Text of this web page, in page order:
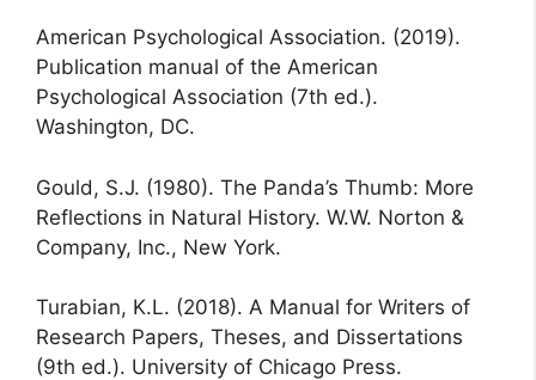
American Psychological Association. (2019).
Publication manual of the American
Psychological Association (7th ed.).
Washington, DC.
Gould, S.J. (1980). The Panda’s Thumb: More
Reflections in Natural History. W.W. Norton &
Company, Inc., New York.
Turabian, K.L. (2018). A Manual for Writers of
Research Papers, Theses, and Dissertations
(9th ed.). University of Chicago Press.